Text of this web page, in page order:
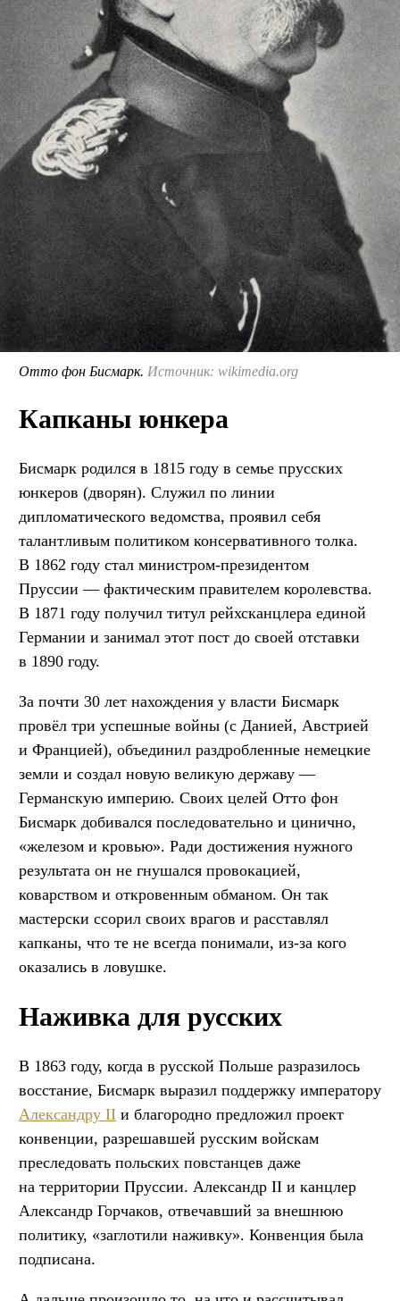
Отто фон Бисмарк. Источник: wikimedia.org
Капканы юнкера
Бисмарк родился в 1815 году в семье прусских
юнкеров (дворян). Служил по линии
дипломатического ведомства, проявил себя
талантливым политиком консервативного толка.
В 1862 году стал министром-президентом
Пруссии — фактическим правителем королевства.
В 1871 году получил титул рейхсканцлера единой
Германии и занимал этот пост до своей отставки
в 1890 году.
За почти 30 лет нахождения у власти Бисмарк
провёл три успешные войны (с Данией, Австрией
и Францией), объединил раздробленные немецкие
земли и создал новую великую державу —
Германскую империю. Своих целей Отто фон
Бисмарк добивался последовательно и цинично,
«железом и кровью». Ради достижения нужного
результата он не гнушался провокацией,
коварством и откровенным обманом. Он так
мастерски ссорил своих врагов и расставлял
капканы, что те не всегда понимали, из-за кого
оказались в ловушке.
Наживка для русских
В 1863 году, когда в русской Польше разразилось
восстание, Бисмарк выразил поддержку императору
Александру II и благородно предложил проект
конвенции, разрешавшей русским войскам
преследовать польских повстанцев даже
на территории Пруссии. Александр II и канцлер
Александр Горчаков, отвечавший за внешнюю
политику, «заглотили наживку». Конвенция была
подписана.